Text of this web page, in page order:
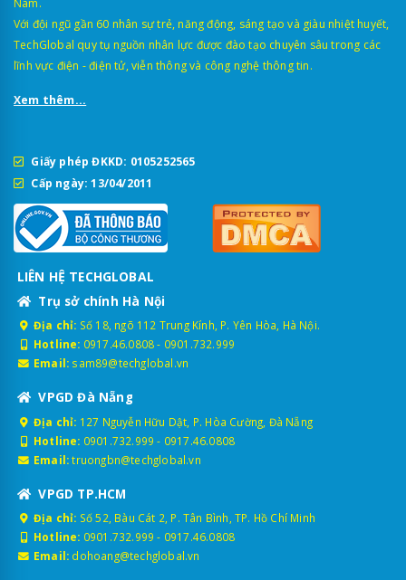
Với đội ngũ gần 60 nhân sự trẻ, năng động, sáng tạo và giàu nhiệt huyết,
TechGlobal quy tụ nguồn nhân lực được đào tạo chuyên sâu trong các
lĩnh vực điện - điện tử, viễn thông và công nghệ thông tin.
Xem thêm...
Giấy phép ĐKKD: 0105252565
Cấp ngày: 13/04/2011
LIÊN HỆ TECHGLOBAL
Trụ sở chính Hà Nội
Địa chỉ: Số 18, ngõ 112 Trung Kính, P. Yên Hòa, Hà Nội.
Hotline: 0917.46.0808- 0901.732.999
Email: sam89@techglobal.vn
VPGD Đà Nẵng
Địa chỉ: 127 Nguyễn Hữu Dật, P. Hòa Cường, Đà Nẵng
Hotline: 0901.732.999 - 0917.46.0808
Email: truongbn@techglobal.vn
VPGD TP.HCM
Địa chỉ: Số 52, Bàu Cát 2, P. Tân Bình, TP. Hồ Chí Minh
Hotline: 0901.732.999 - 0917.46.0808
Email: dohoang@techglobal.vn